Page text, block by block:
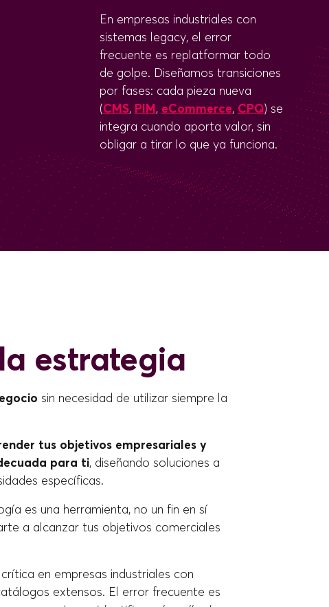
En empresas industriales con
sistemas legacy, el error
frecuente es replatformar todo
de golpe. Diseñamos transiciones
por fases: cada pieza nueva
(CMS, PIM, eCommerce, CPQ) se
integra cuando aporta valor, sin
obligar a tirar lo que ya funciona.
estrategia
sin necesidad de utilizar siempre la
tus objetivos empresariales y
para ti, diseñando soluciones a
específicas.
es una herramienta, no un fin en sí
a alcanzar tus objetivos comerciales
en empresas industriales con
extensos. El error frecuente es